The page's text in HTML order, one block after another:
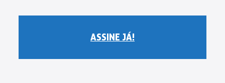
ASSINE JÁ!